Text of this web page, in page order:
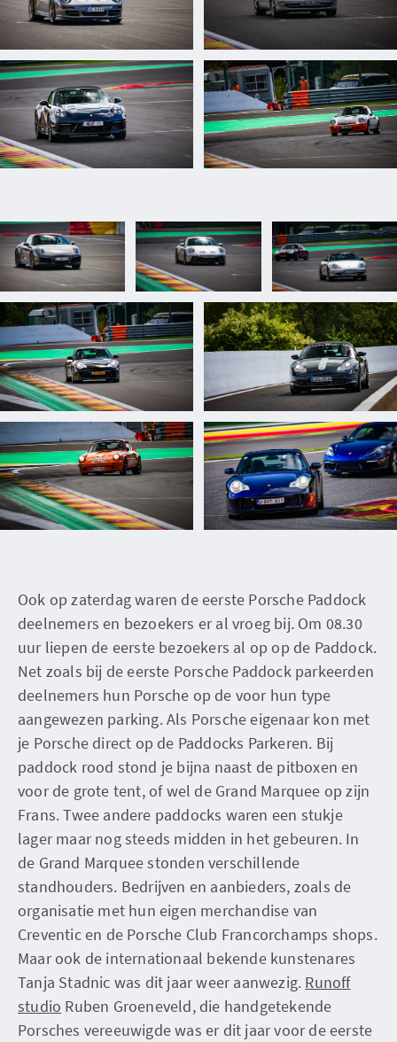
Ook op zaterdag waren de eerste Porsche Paddock
deelnemers en bezoekers er al vroeg bij. Om 08.30
uur liepen de eerste bezoekers al op op de Paddock.
Net zoals bij de eerste Porsche Paddock parkeerden
deelnemers hun Porsche op de voor hun type
aangewezen parking. Als Porsche eigenaar kon met
je Porsche direct op de Paddocks Parkeren. Bij
paddock rood stond je bijna naast de pitboxen en
voor de grote tent, of wel de Grand Marquee op zijn
Frans. Twee andere paddocks waren een stukje
lager maar nog steeds midden in het gebeuren. In
de Grand Marquee stonden verschillende
standhouders. Bedrijven en aanbieders, zoals de
organisatie met hun eigen merchandise van
Creventic en de Porsche Club Francorchamps shops.
Maar ook de internationaal bekende kunstenares
Tanja Stadnic was dit jaar weer aanwezig. Runoff
studio Ruben Groeneveld, die handgetekende
Porsches vereeuwigde was er dit jaar voor de eerste